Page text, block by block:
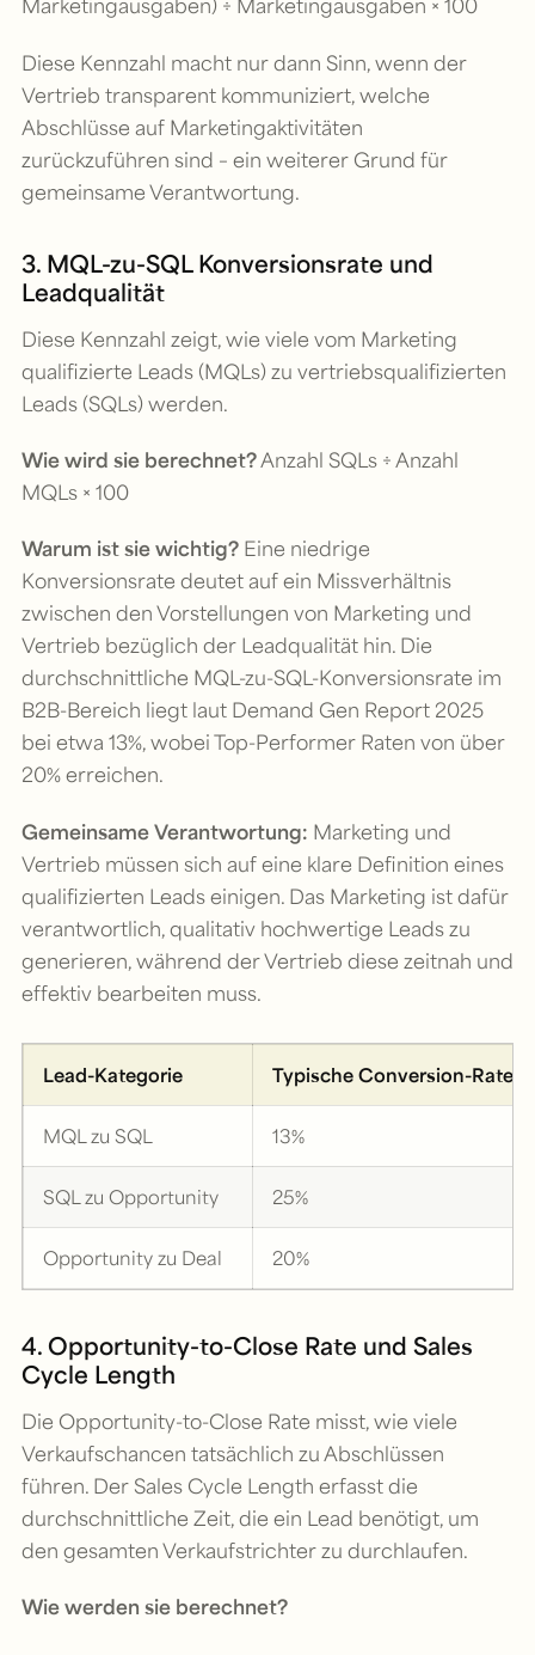
Diese Kennzahl macht nur dann Sinn, wenn der
Vertrieb transparent kommuniziert, welche
Abschlüsse auf Marketingaktivitäten
zurückzuführen sind – ein weiterer Grund für
gemeinsame Verantwortung.
3. MQL-zu-SQL Konversionsrate und
Leadqualität
Diese Kennzahl zeigt, wie viele vom Marketing
qualifizierte Leads (MQLs) zu vertriebsqualifizierten
Leads (SQLs) werden.
Wie wird sie berechnet?Anzahl SQLs ÷ Anzahl
MQLs × 100
Warum ist sie wichtig? Eine niedrige
Konversionsrate deutet auf ein Missverhältnis
zwischen den Vorstellungen von Marketing und
Vertrieb bezüglich der Leadqualität hin. Die
durchschnittliche MQL-zu-SQL-Konversionsrate im
B2B-Bereich liegt laut Demand Gen Report 2025
bei etwa 13%, wobei Top-Performer Raten von über
20% erreichen.
Gemeinsame Verantwortung: Marketing und
Vertrieb müssen sich auf eine klare Definition eines
qualifizierten Leads einigen. Das Marketing ist dafür
verantwortlich, qualitativ hochwertige Leads zu
generieren, während der Vertrieb diese zeitnah und
effektiv bearbeiten muss.
Lead-Kategorie Typische Conversion-Rate
MQL zu SQL 13%
SQL zu Opportunity 25%
Opportunity zu Deal 20%
4. Opportunity-to-Close Rate und Sales
Cycle Length
Die Opportunity-to-Close Rate misst, wie viele
Verkaufschancen tatsächlich zu Abschlüssen
führen. Der Sales Cycle Length erfasst die
durchschnittliche Zeit, die ein Lead benötigt, um
den gesamten Verkaufstrichter zu durchlaufen.
Wie werden sie berechnet?